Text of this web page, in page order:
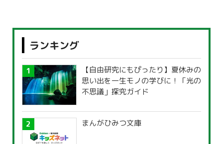
ランキング
【自由研究にもぴったり】夏休みの
思い出を一生モノの学びに！「光の
不思議」探究ガイド
まんがひみつ文庫